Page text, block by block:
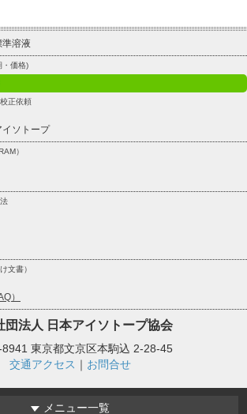
溶液
・価格)
正依頼
ソトープ
）
文書）
）
団法人 日本アイソトープ協会
8941 東京都文京区本駒込 2-28-45
交通アクセス ｜ お問合せ
メニュー一覧